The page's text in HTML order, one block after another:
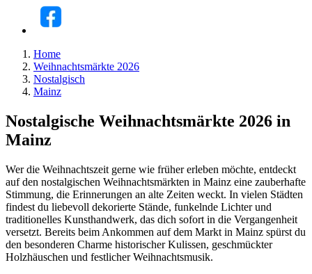
Home
Weihnachtsmärkte 2026
Nostalgisch
Mainz
Nostalgische Weihnachtsmärkte 2026 in
Mainz
Wer die Weihnachtszeit gerne wie früher erleben möchte, entdeckt
auf den nostalgischen Weihnachtsmärkten in Mainz eine zauberhafte
Stimmung, die Erinnerungen an alte Zeiten weckt. In vielen Städten
findest du liebevoll dekorierte Stände, funkelnde Lichter und
traditionelles Kunsthandwerk, das dich sofort in die Vergangenheit
versetzt. Bereits beim Ankommen auf dem Markt in Mainz spürst du
den besonderen Charme historischer Kulissen, geschmückter
Holzhäuschen und festlicher Weihnachtsmusik.